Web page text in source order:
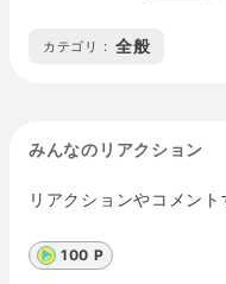
カテゴリ : 全般
みんなのリアクション
リアクションやコメン
100 P